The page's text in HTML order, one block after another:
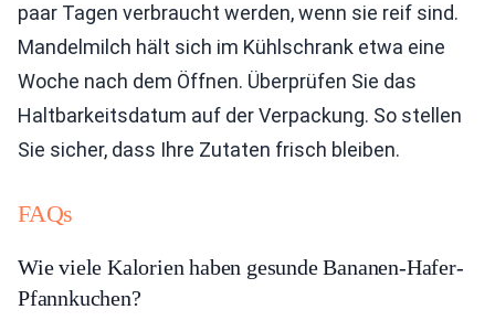
paar Tagen verbraucht werden, wenn sie reif sind.
Mandelmilch hält sich im Kühlschrank etwa eine
Woche nach dem Öffnen. Überprüfen Sie das
Haltbarkeitsdatum auf der Verpackung. So stellen
Sie sicher, dass Ihre Zutaten frisch bleiben.
FAQs
Wie viele Kalorien haben gesunde Bananen-Hafer-
Pfannkuchen?